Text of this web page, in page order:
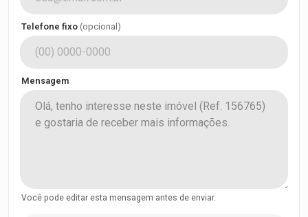
Telefone fixo (opcional)
Mensagem
Você pode editar esta mensagem antes de enviar.